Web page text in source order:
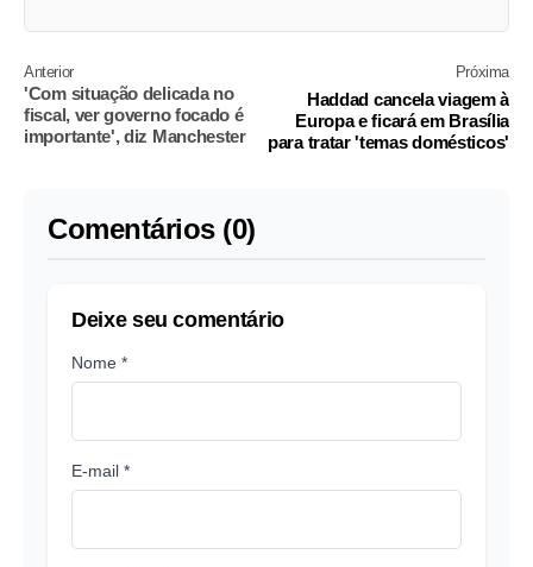
Anterior
'Com situação delicada no
fiscal, ver governo focado é
importante', diz Manchester
Próxima
Haddad cancela viagem à
Europa e ficará em Brasília
para tratar 'temas domésticos'
Comentários (0)
Deixe seu comentário
Nome *
E-mail *